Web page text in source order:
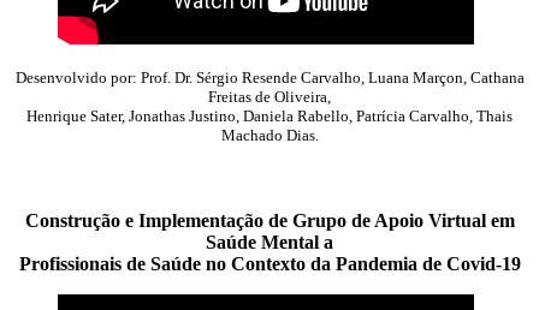
Desenvolvido por: Prof. Dr. Sérgio Resende Carvalho, Luana Marçon, Cathana
Freitas de Oliveira,
Henrique Sater, Jonathas Justino, Daniela Rabello, Patrícia Carvalho, Thais
Machado Dias.
Construção e Implementação de Grupo de Apoio Virtual em
Saúde Mental a
Profissionais de Saúde no Contexto da Pandemia de Covid-19